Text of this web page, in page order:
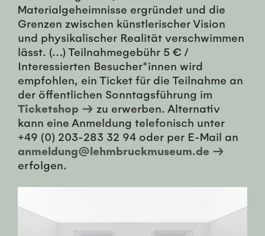
Materialgeheimnisse ergründet und die
Grenzen zwischen künstlerischer Vision
und physikalischer Realität verschwimmen
lässt. (…) Teilnahmegebühr 5 € /
Interessierten Besucher*innen wird
empfohlen, ein Ticket für die Teilnahme an
der öffentlichen Sonntagsführung im
Ticketshop → zu erwerben. Alternativ
kann eine Anmeldung telefonisch unter
+49 (0) 203-283 32 94 oder per E-Mail an
anmeldung@lehmbruckmuseum.de →
erfolgen.